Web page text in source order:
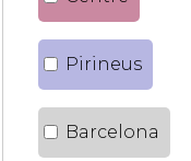
Pirineus
Barcelona